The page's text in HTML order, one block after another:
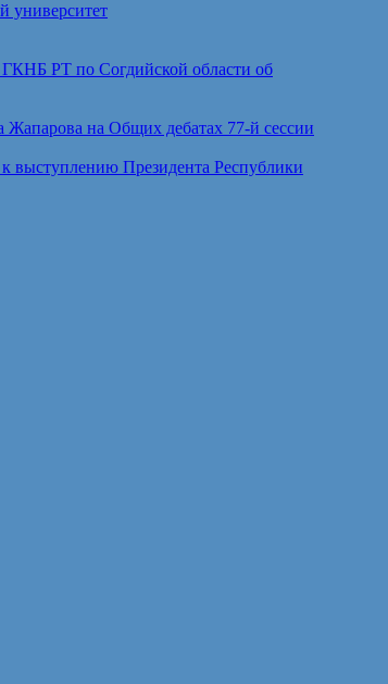
университет
РТ по Согдийской области об
на Общих дебатах 77-й сессии
выступлению Президента Республики